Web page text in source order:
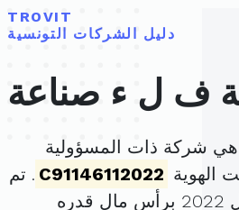
TROVIT
دليل الشركات التونسية
ف ل ء صناعة
شركة ذات المسؤولية
الهوية C91146112022 . تم